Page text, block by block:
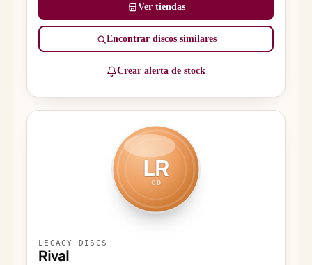
Ver tiendas
Encontrar discos similares
Crear alerta de stock
LR
CD
LEGACY DISCS
Rival